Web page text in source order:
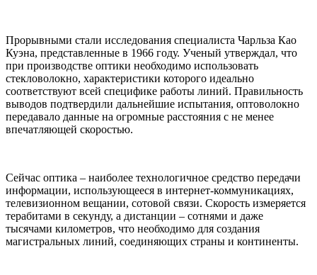
Прорывными стали исследования специалиста Чарльза Као
Куэна, представленные в 1966 году. Ученый утверждал, что
при производстве оптики необходимо использовать
стекловолокно, характеристики которого идеально
соответствуют всей специфике работы линий. Правильность
выводов подтвердили дальнейшие испытания, оптоволокно
передавало данные на огромные расстояния с не менее
впечатляющей скоростью.
Сейчас оптика – наиболее технологичное средство передачи
информации, использующееся в интернет-коммуникациях,
телевизионном вещании, сотовой связи. Скорость измеряется
терабитами в секунду, а дистанции – сотнями и даже
тысячами километров, что необходимо для создания
магистральных линий, соединяющих страны и континенты.